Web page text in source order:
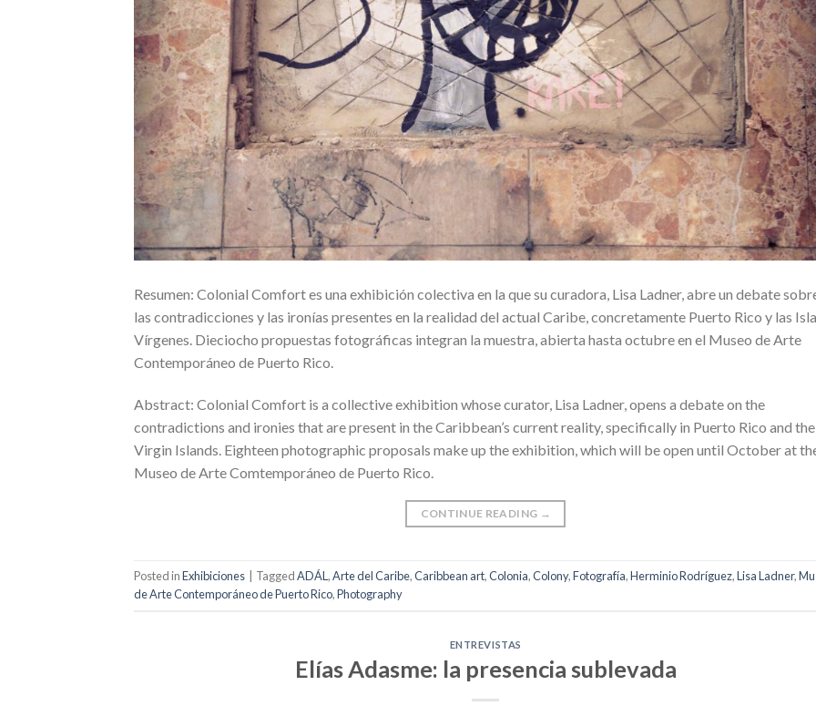
Resumen: Colonial Comfort es una exhibición colectiva en la que su curadora, Lisa Ladner, abre un debate
las contradicciones y las ironías presentes en la realidad del actual Caribe, concretamente Puerto Rico y las
Vírgenes. Dieciocho propuestas fotográficas integran la muestra, abierta hasta octubre en el Museo de Arte
Contemporáneo de Puerto Rico.
Abstract: Colonial Comfort is a collective exhibition whose curator, Lisa Ladner, opens a debate on the
contradictions and ironies that are present in the Caribbean’s current reality, specifically in Puerto Rico and the
Virgin Islands. Eighteen photographic proposals make up the exhibition, which will be open until October at
Museo de Arte Comtemporáneo de Puerto Rico.
CONTINUE READING →
Posted inExhibiciones TaggedADÁL,Arte del Caribe,Caribbean art,Colonia,Colony,Fotografía,Herminio Rodríguez,Lisa Ladner,
de Arte Contemporáneo de Puerto Rico,Photography
ENTREVISTAS
Elías Adasme: la presencia sublevada